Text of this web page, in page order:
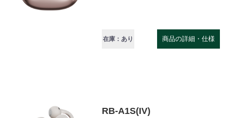
在庫：あり 商品の詳細・仕様
RB-A1S(IV)